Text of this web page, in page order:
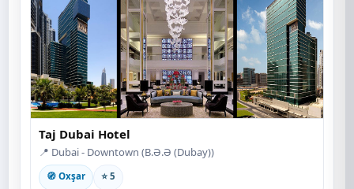
Taj Dubai Hotel
📍 Dubai - Downtown (B.Ə.Ə (Dubay))
🧭 Oxşar ⭐ 5